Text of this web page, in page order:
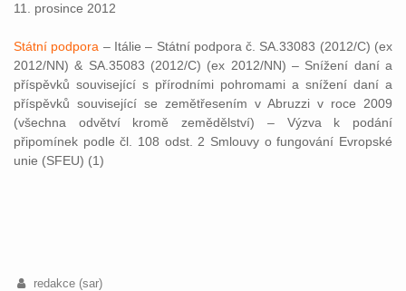
11. prosince 2012
Státní podpora – Itálie – Státní podpora č. SA.33083 (2012/C) (ex
2012/NN) & SA.35083 (2012/C) (ex 2012/NN) – Snížení daní a
příspěvků související s přírodními pohromami a snížení daní a
příspěvků související se zemětřesením v Abruzzi v roce 2009
(všechna odvětví kromě zemědělství) – Výzva k podání
připomínek podle čl. 108 odst. 2 Smlouvy o fungování Evropské
unie (SFEU) (1)
redakce (sar)